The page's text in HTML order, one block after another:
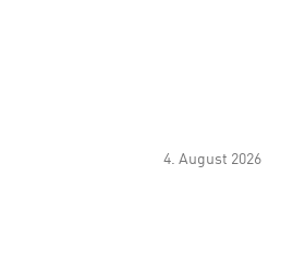
4. August 2026